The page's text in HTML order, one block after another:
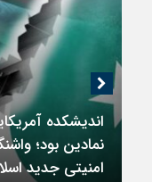
اندیشکده
نمادین بود؛
امنیتی جدید